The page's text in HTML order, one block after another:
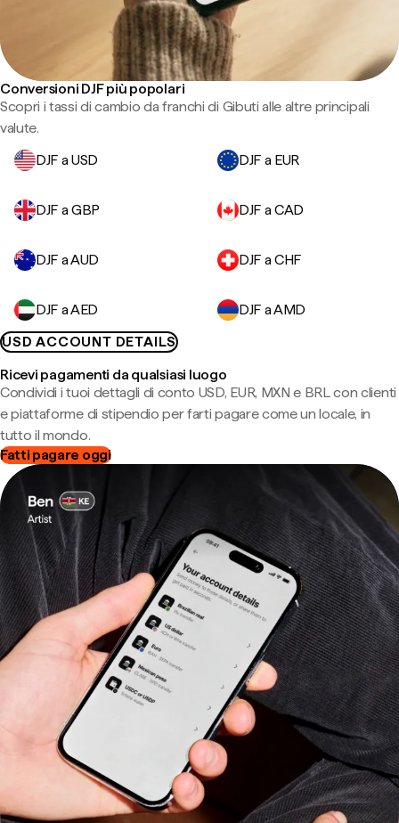
Conversioni DJF più popolari
Scopri i tassi di cambio da franchi di Gibuti alle altre principali
valute.
DJF a USD
DJF a EUR
DJF a GBP DJF a CAD
DJF a AUD DJF a CHF
DJF a AED
DJF a AMD
USD ACCOUNT DETAILS
Ricevi pagamenti da qualsiasi luogo
Condividi i tuoi dettagli di conto USD, EUR, MXN e BRL con clienti
e piattaforme di stipendio per farti pagare come un locale, in
tutto il mondo.
Fatti pagare oggi